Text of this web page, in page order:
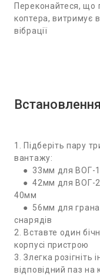
Переконайтеся, що
коптера, витримує
вібрації
1. Підберіть пару
вантажу:
● 33мм для ВОГ-
● 42мм для ВОГ-25
40мм
● 56мм для
снарядів
2. Вставте один
корпусі пристрою
3. Злегка розігніть
відповідний паз на